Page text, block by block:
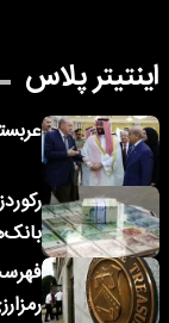
اینتیتر پلاس
بانک‌ها